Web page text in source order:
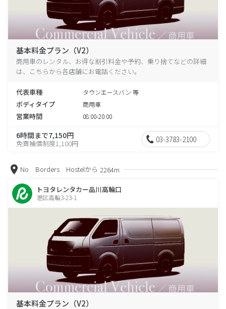
基本料金プラン（V2）
商用車のレンタル、お得な割引料金や予約、乗り捨てなどの詳細
は、こちらから各店舗にお電話ください。
代表車種 タウンエースバン 等
ボディタイプ 商用車
営業時間 08:00-20:00
6時間まで7,150円
免責補償制度1,100円 03-3783-2100
No Borders Hostelから 2264m
トヨタレンタカー品川高輪口
港区高輪3-23-1
基本料金プラン（V2）